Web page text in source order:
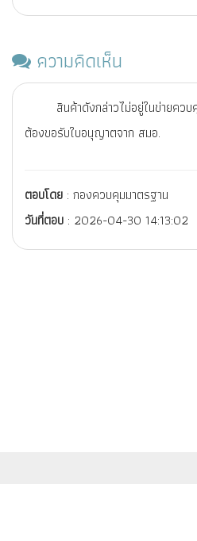
ความคิดเห็น
สินค้าดังกล่าวไม่อยู่ในข่ายควบ
ต้องขอรับใบอนุญาตจาก สมอ.
ตอบโดย : กองควบคุมมาตรฐาน
วันที่ตอบ : 2026-04-30 14:13:02